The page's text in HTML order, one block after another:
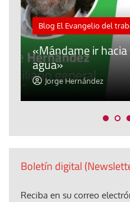
Blog El Evangelio del
«Mándame ir
agua»
Jorge Hernández
Boletín digital
Reciba en su correo